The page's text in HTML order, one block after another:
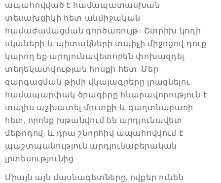
ապահովված է համապատասխան
տեսախցիկի հետ անմիջական
համաժամացման գործառույթ։ Շտրիխ կոդի
սկաների և պիտակների տպիչի միջոցով դուք
կարող եք արդյունավետորեն փոխազդել
տեղեկատվության հոսքի հետ: Մեր
զարգացման թիմի վկայագրերը լրացնելու
համապարփակ ծրագիրը հնարավորություն է
տալիս աշխատել մուտքի և գաղտնաբառի
հետ, որոնք խթանվում են արդյունավետ
մեթոդով, և դրա շնորհիվ ապահովվում է
պաշտպանություն արդյունաբերական
լրտեսությունից:
Միայն այն մասնագետները, ովքեր ունեն